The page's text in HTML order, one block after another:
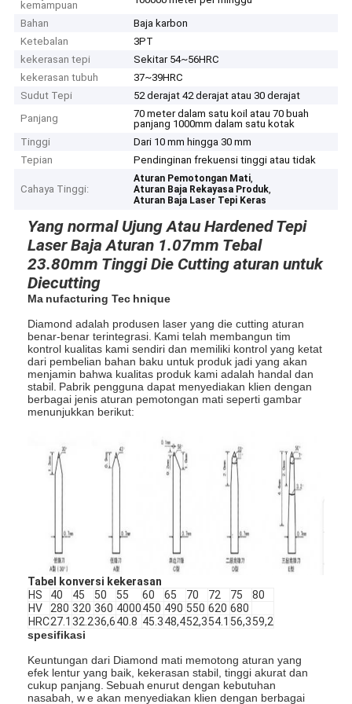
kemampuan
Bahan
Baja karbon
Ketebalan
3PT
kekerasan tepi
Sekitar 54~56HRC
kekerasan tubuh
37~39HRC
Sudut Tepi
52 derajat 42 derajat atau 30 derajat
Panjang
70 meter dalam satu koil atau 70 buah
panjang 1000mm dalam satu kotak
Tinggi
Dari 10 mm hingga 30 mm
Tepian
Pendinginan frekuensi tinggi atau tidak
Cahaya Tinggi:
Aturan Pemotongan Mati,
Aturan Baja Rekayasa Produk,
Aturan Baja Laser Tepi Keras
Yang normal Ujung Atau Hardened Tepi
Laser Baja Aturan 1.07mm Tebal
23.80mm Tinggi Die Cutting aturan untuk
Diecutting
Ma nufacturing Tec hnique
Diamond adalah produsen laser yang die cutting aturan
benar-benar terintegrasi. Kami telah membangun tim
kontrol kualitas kami sendiri dan memiliki kontrol yang ketat
dari pembelian bahan baku untuk produk jadi yang akan
menjamin bahwa kualitas produk kami adalah handal dan
stabil. Pabrik pengguna dapat menyediakan klien dengan
berbagai jenis aturan pemotongan mati seperti gambar
menunjukkan berikut:
Tabel konversi kekerasan
HS
40 45 50 55 60 65 70 72 75
80
HV
280 320 360 4000450 490 550 620 680
HRC27.1 32.236,640.8 45.348,452,354.1 56,359,2
spesifikasi
Keuntungan dari Diamond mati memotong aturan yang
efek lentur yang baik, kekerasan stabil, tinggi akurat dan
cukup panjang. Sebuah enurut dengan kebutuhan
nasabah, w e akan menyediakan klien dengan berbagai